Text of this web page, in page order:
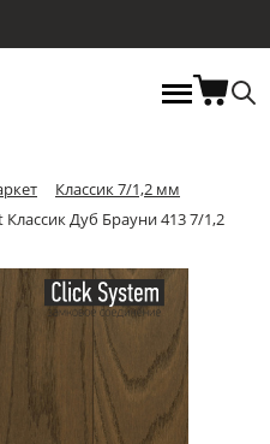
Классик 7/1,2 мм
Дуб Брауни 413 7/1,2